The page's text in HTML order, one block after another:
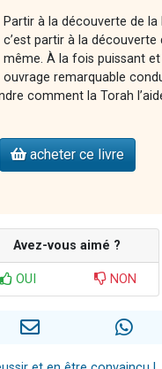
Partir à la découverte de la
c’est partir à la découverte
même. À la fois puissant
ouvrage remarquable
comment la Torah
acheter ce livre
Avez-vous aimé ?
OUI NON